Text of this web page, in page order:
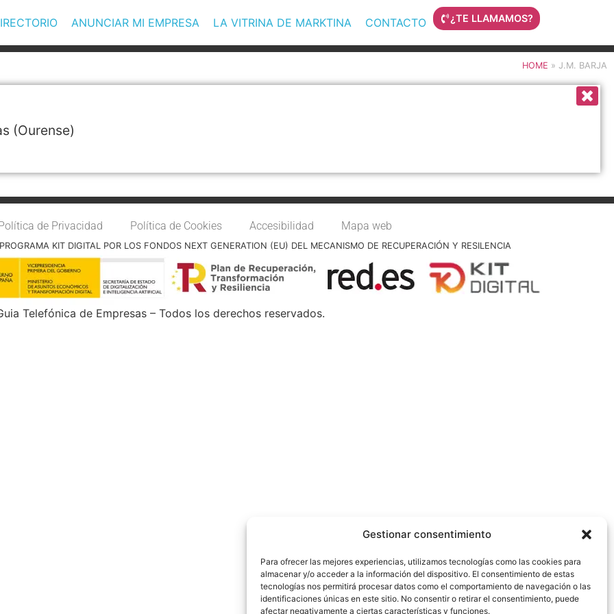
Gestionar consentimiento
Para ofrecer las mejores experiencias, utilizamos tecnologías como las cookies para
almacenar y/o acceder a la información del dispositivo. El consentimiento de estas
tecnologías nos permitirá procesar datos como el comportamiento de navegación o las
identificaciones únicas en este sitio. No consentir o retirar el consentimiento, puede
afectar negativamente a ciertas características y funciones.
ANUNCIAR MI EMPRESA LA VITRINA DE MARKTINA CONTACTO ¿TE LLAMAMOS?
HOME » J.M. BARJA
(Ourense)
de Privacidad Política de Cookies Accesibilidad Mapa web
KIT DIGITAL POR LOS FONDOS NEXT GENERATION (EU) DEL MECANISMO DE RECUPERACIÓN Y RESILENCIA
Telefónica de Empresas – Todos los derechos reservados.